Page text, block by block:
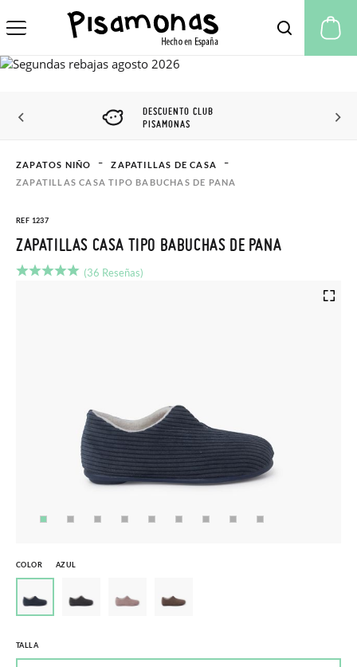
DESCUENTO CLUB
PISAMONAS
ZAPATOS NIÑO
ZAPATILLAS DE CASA
ZAPATILLAS CASA TIPO BABUCHAS DE PANA
REF 1237
ZAPATILLAS CASA TIPO BABUCHAS DE PANA
(36 Reseñas)
COLOR AZUL
TALLA